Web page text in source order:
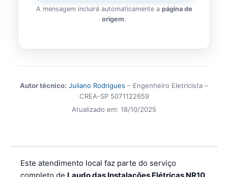
A mensagem incluirá automaticamente a página de
origem.
Autor técnico: Juliano Rodrigues – Engenheiro Eletricista –
CREA-SP 5071122659
Atualizado em: 18/10/2025
Este atendimento local faz parte do serviço